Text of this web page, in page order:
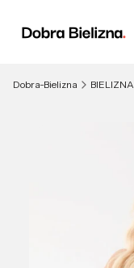
Dobra-Bielizna BIELIZNA